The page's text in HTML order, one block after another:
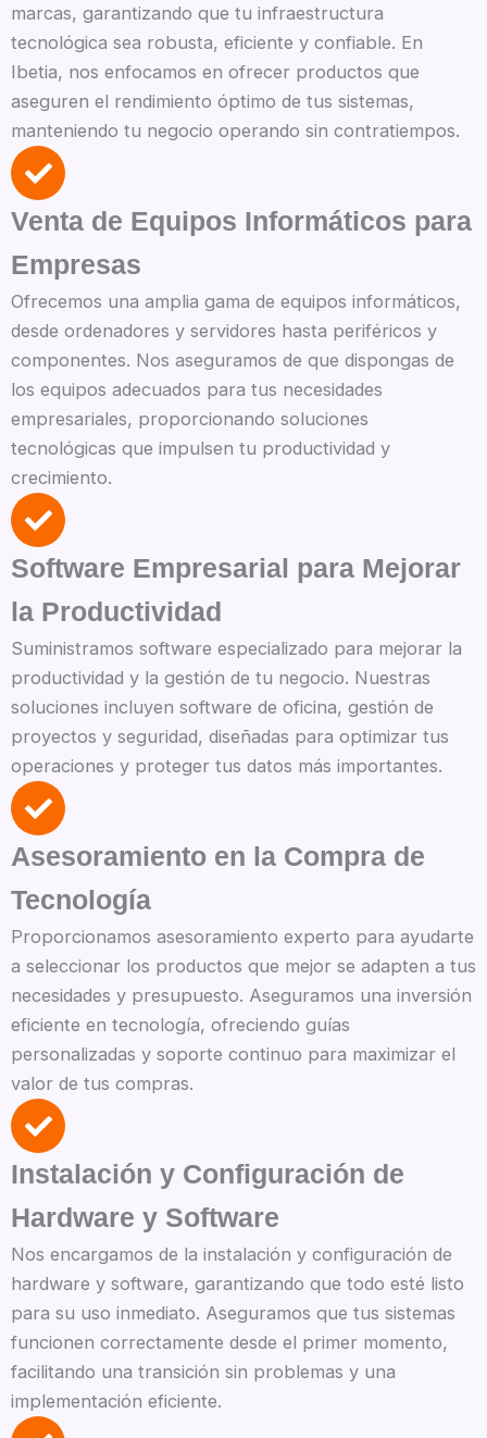
marcas, garantizando que tu infraestructura
tecnológica sea robusta, eficiente y confiable. En
Ibetia, nos enfocamos en ofrecer productos que
aseguren el rendimiento óptimo de tus sistemas,
manteniendo tu negocio operando sin contratiempos.
Venta de Equipos Informáticos para
Empresas
Ofrecemos una amplia gama de equipos informáticos,
desde ordenadores y servidores hasta periféricos y
componentes. Nos aseguramos de que dispongas de
los equipos adecuados para tus necesidades
empresariales, proporcionando soluciones
tecnológicas que impulsen tu productividad y
crecimiento.
Software Empresarial para Mejorar
la Productividad
Suministramos software especializado para mejorar la
productividad y la gestión de tu negocio. Nuestras
soluciones incluyen software de oficina, gestión de
proyectos y seguridad, diseñadas para optimizar tus
operaciones y proteger tus datos más importantes.
Asesoramiento en la Compra de
Tecnología
Proporcionamos asesoramiento experto para ayudarte
a seleccionar los productos que mejor se adapten a tus
necesidades y presupuesto. Aseguramos una inversión
eficiente en tecnología, ofreciendo guías
personalizadas y soporte continuo para maximizar el
valor de tus compras.
Instalación y Configuración de
Hardware y Software
Nos encargamos de la instalación y configuración de
hardware y software, garantizando que todo esté listo
para su uso inmediato. Aseguramos que tus sistemas
funcionen correctamente desde el primer momento,
facilitando una transición sin problemas y una
implementación eficiente.